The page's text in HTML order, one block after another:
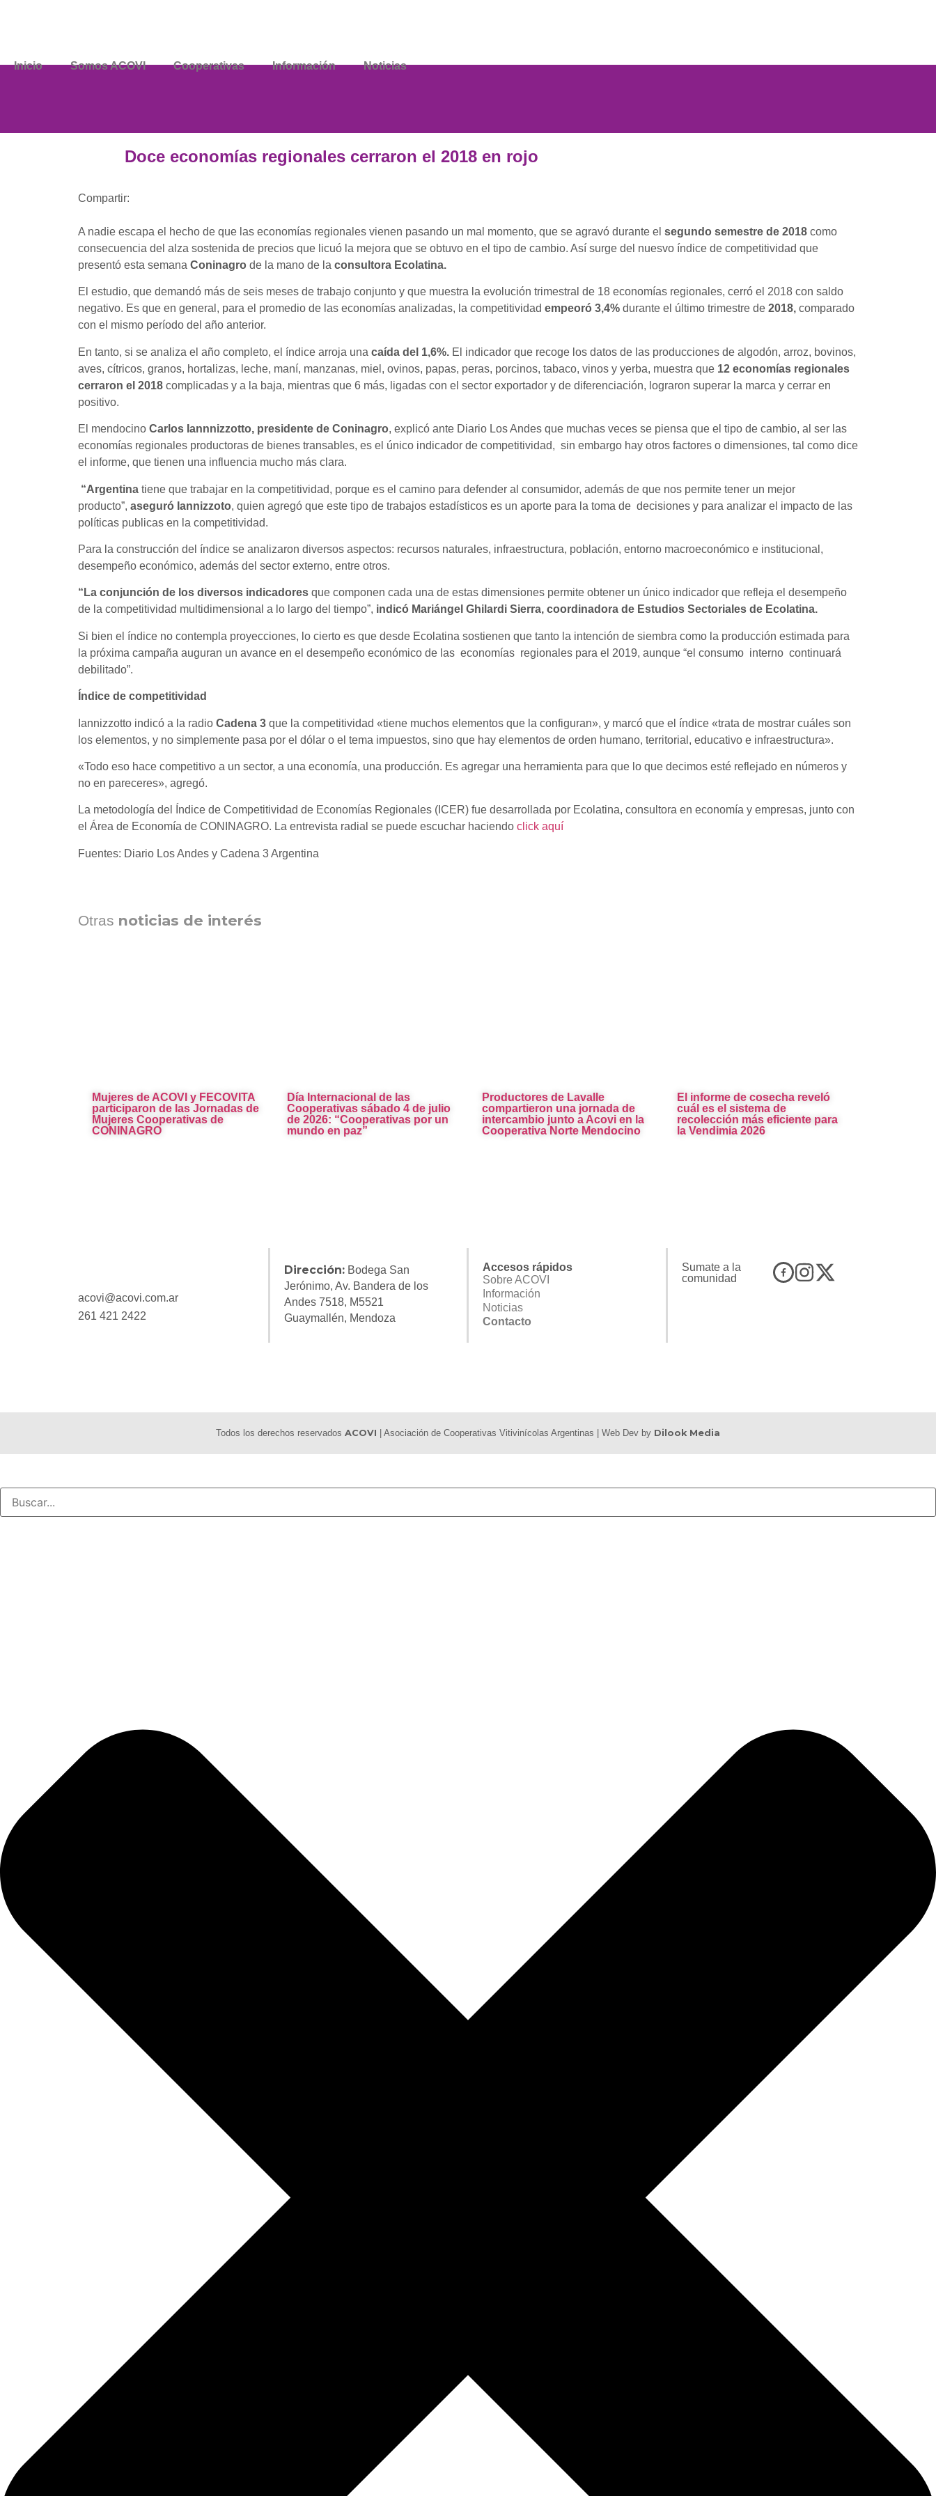
Inicio Somos ACOVI Cooperativas Información Noticias
Doce economías regionales cerraron el 2018 en rojo
Compartir:
A nadie escapa el hecho de que las economías regionales vienen pasando un mal momento, que se agravó durante el segundo semestre de 2018 como
consecuencia del alza sostenida de precios que licuó la mejora que se obtuvo en el tipo de cambio. Así surge del nuesvo índice de competitividad que
presentó esta semana Coninagro de la mano de la consultora Ecolatina.
El estudio, que demandó más de seis meses de trabajo conjunto y que muestra la evolución trimestral de 18 economías regionales, cerró el 2018 con saldo
negativo. Es que en general, para el promedio de las economías analizadas, la competitividad empeoró 3,4% durante el último trimestre de 2018, comparado
con el mismo período del año anterior.
En tanto, si se analiza el año completo, el índice arroja una caída del 1,6%. El indicador que recoge los datos de las producciones de algodón, arroz, bovinos,
aves, cítricos, granos, hortalizas, leche, maní, manzanas, miel, ovinos, papas, peras, porcinos, tabaco, vinos y yerba, muestra que 12 economías regionales
cerraron el 2018 complicadas y a la baja, mientras que 6 más, ligadas con el sector exportador y de diferenciación, lograron superar la marca y cerrar en
positivo.
El mendocino Carlos Iannnizzotto, presidente de Coninagro, explicó ante Diario Los Andes que muchas veces se piensa que el tipo de cambio, al ser las
economías regionales productoras de bienes transables, es el único indicador de competitividad, sin embargo hay otros factores o dimensiones, tal como dice
el informe, que tienen una influencia mucho más clara.
“Argentina tiene que trabajar en la competitividad, porque es el camino para defender al consumidor, además de que nos permite tener un mejor
producto”, aseguró Iannizzoto, quien agregó que este tipo de trabajos estadísticos es un aporte para la toma de decisiones y para analizar el impacto de las
políticas publicas en la competitividad.
Para la construcción del índice se analizaron diversos aspectos: recursos naturales, infraestructura, población, entorno macroeconómico e institucional,
desempeño económico, además del sector externo, entre otros.
“La conjunción de los diversos indicadores que componen cada una de estas dimensiones permite obtener un único indicador que refleja el desempeño
de la competitividad multidimensional a lo largo del tiempo”, indicó Mariángel Ghilardi Sierra, coordinadora de Estudios Sectoriales de Ecolatina.
Si bien el índice no contempla proyecciones, lo cierto es que desde Ecolatina sostienen que tanto la intención de siembra como la producción estimada para
la próxima campaña auguran un avance en el desempeño económico de las economías regionales para el 2019, aunque “el consumo interno continuará
debilitado”.
Índice de competitividad
Iannizzotto indicó a la radio Cadena 3 que la competitividad «tiene muchos elementos que la configuran», y marcó que el índice «trata de mostrar cuáles son
los elementos, y no simplemente pasa por el dólar o el tema impuestos, sino que hay elementos de orden humano, territorial, educativo e infraestructura».
«Todo eso hace competitivo a un sector, a una economía, una producción. Es agregar una herramienta para que lo que decimos esté reflejado en números y
no en pareceres», agregó.
La metodología del Índice de Competitividad de Economías Regionales (ICER) fue desarrollada por Ecolatina, consultora en economía y empresas, junto con
el Área de Economía de CONINAGRO. La entrevista radial se puede escuchar haciendo click aquí
Fuentes: Diario Los Andes y Cadena 3 Argentina
Otras noticias de interés
Mujeres de ACOVI y FECOVITA
participaron de las Jornadas de
Mujeres Cooperativas de
CONINAGRO
Día Internacional de las
Cooperativas sábado 4 de julio
de 2026: “Cooperativas por un
mundo en paz”
Productores de Lavalle
compartieron una jornada de
intercambio junto a Acovi en la
Cooperativa Norte Mendocino
El informe de cosecha reveló
cuál es el sistema de
recolección más eficiente para
la Vendimia 2026
acovi@acovi.com.ar
261 421 2422
Dirección:Bodega San
Jerónimo, Av. Bandera de los
Andes 7518, M5521
Guaymallén, Mendoza
Accesos rápidos
Sobre ACOVI
Información
Noticias
Contacto
Sumate a la
comunidad
Todos los derechos reservados ACOVI | Asociación de Cooperativas Vitivinícolas Argentinas | Web Dev by Dilook Media